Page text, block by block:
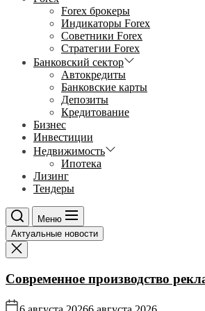
Forex брокеры
Индикаторы Forex
Советники Forex
Стратегии Forex
Банковский сектор
Автокредиты
Банковские карты
Депозиты
Кредитование
Бизнес
Инвестиции
Недвижимость
Ипотека
Лизинг
Тендеры
Меню
Актуальные новости
Современное производство